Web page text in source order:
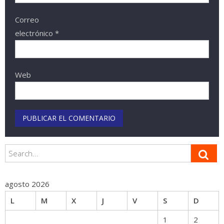
Correo
electrónico *
Web
agosto 2026
L
M X J V S
D
1
2